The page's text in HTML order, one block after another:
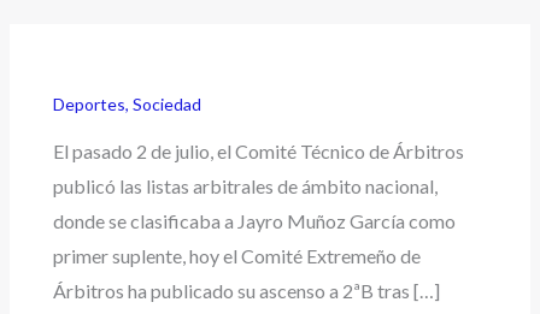
Deportes,Sociedad
El pasado 2 de julio, el Comité Técnico de Árbitros
publicó las listas arbitrales de ámbito nacional,
donde se clasificaba a Jayro Muñoz García como
primer suplente, hoy el Comité Extremeño de
Árbitros ha publicado su ascenso a 2ªB tras […]